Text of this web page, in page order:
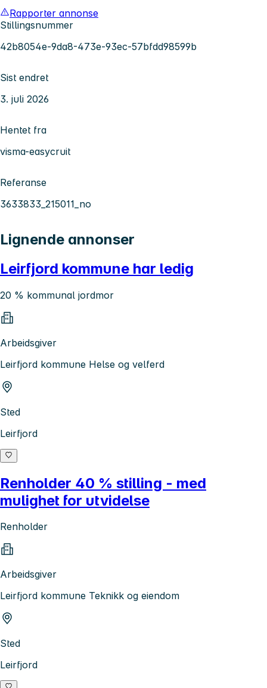
Rapporter annonse
Stillingsnummer
42b8054e-9da8-473e-93ec-57bfdd98599b
Sist endret
3. juli 2026
Hentet fra
visma-easycruit
Referanse
3633833_215011_no
Lignende annonser
Leirfjord kommune har ledig
20 % kommunal jordmor
Arbeidsgiver
Leirfjord kommune Helse og velferd
Sted
Leirfjord
Renholder 40 % stilling - med
mulighet for utvidelse
Renholder
Arbeidsgiver
Leirfjord kommune Teknikk og eiendom
Sted
Leirfjord